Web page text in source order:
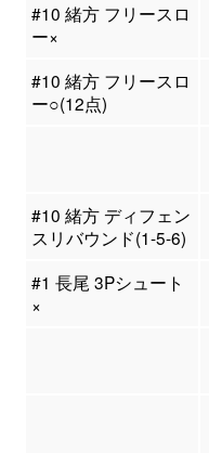
#10 緒方 フリースロ
ー×
#10 緒方 フリースロ
ー○(12点)
#10 緒方 ディフェン
スリバウンド(1-5-6)
#1 長尾 3Pシュート
×